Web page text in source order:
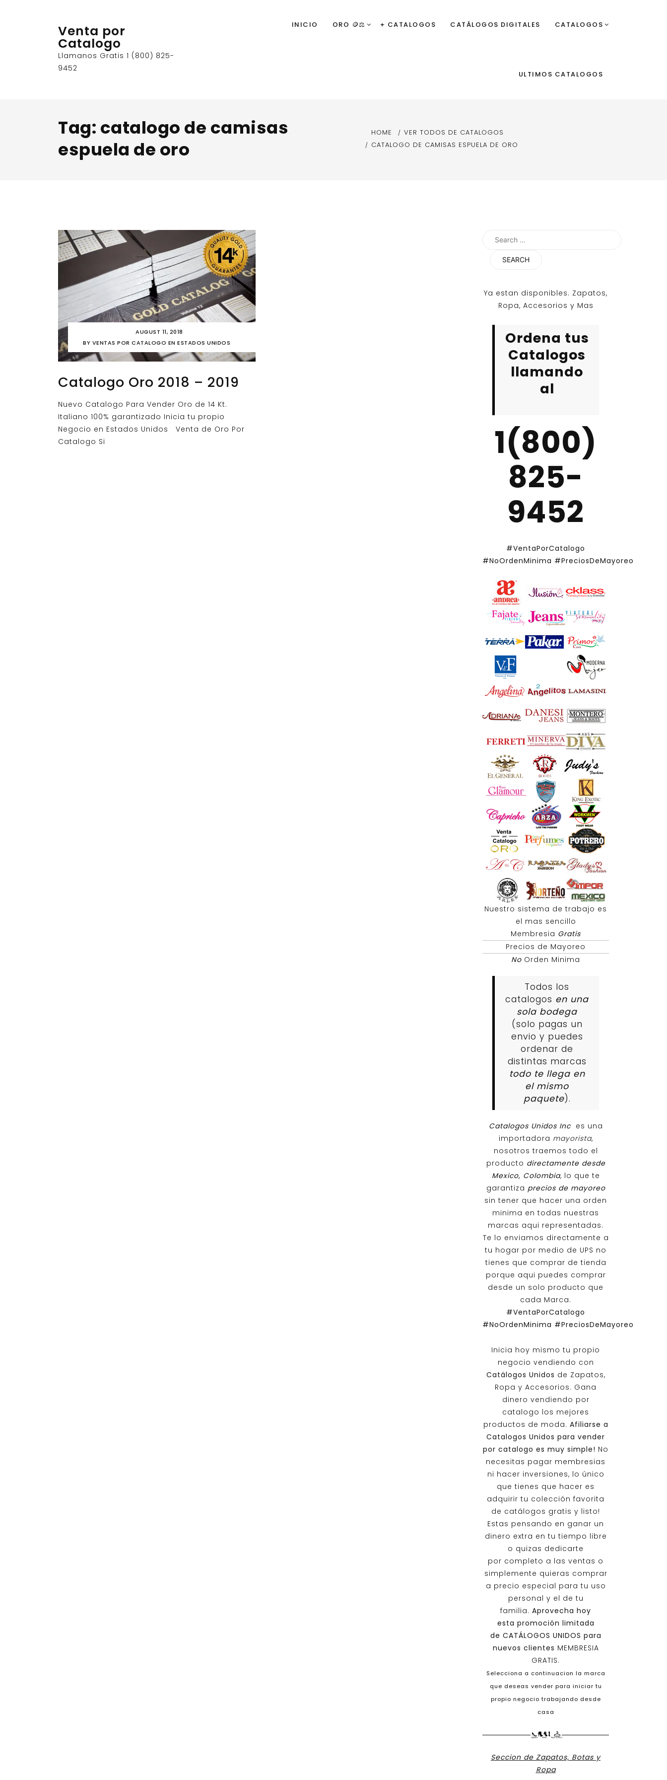
Venta por
Catalogo
Llamanos Gratis 1 (800) 825-
9452
INICIO ORO 🪙⚖️ + CATALOGOS CATÁLOGOS DIGITALES CATALOGOS
ULTIMOS CATALOGOS
Tag: catalogo de camisas
espuela de oro
HOME
VER TODOS DE CATALOGOS
CATALOGO DE CAMISAS ESPUELA DE ORO
AUGUST 11, 2018
BY VENTAS POR CATALOGO EN ESTADOS UNIDOS
Catalogo Oro 2018 – 2019
Nuevo Catalogo Para Vender Oro de 14 Kt.
Italiano 100% garantizado Inicia tu propio
Negocio en Estados Unidos Venta de Oro Por
Catalogo Si
Search
Ya estan disponibles. Zapatos,
Ropa, Accesorios y Mas
Ordena tus
Catalogos
llamando
al
1(800)
825-
9452
#VentaPorCatalogo
#NoOrdenMinima #PreciosDeMayoreo
Nuestro sistema de trabajo es
el mas sencillo
Membresia Gratis
Precios de Mayoreo
No Orden Minima
Todos los
catalogos en una
sola bodega
(solo pagas un
envio y puedes
ordenar de
distintas marcas
todo te llega en
el mismo
paquete).
Catalogos Unidos Inc es una
importadora mayorista,
nosotros traemos todo el
producto directamente desde
Mexico, Colombia, lo que te
garantiza precios de mayoreo
sin tener que hacer una orden
minima en todas nuestras
marcas aqui representadas.
Te lo enviamos directamente a
tu hogar por medio de UPS no
tienes que comprar de tienda
porque aqui puedes comprar
desde un solo producto que
cada Marca.
#VentaPorCatalogo
#NoOrdenMinima #PreciosDeMayoreo
Inicia hoy mismo tu propio
negocio vendiendo con
Catálogos Unidos de Zapatos,
Ropa y Accesorios. Gana
dinero vendiendo por
catalogo los mejores
productos de moda. Afiliarse a
Catalogos Unidos para vender
por catalogo es muy simple! No
necesitas pagar membresias
ni hacer inversiones, lo único
que tienes que hacer es
adquirir tu colección favorita
de catálogos gratis y listo!
Estas pensando en ganar un
dinero extra en tu tiempo libre
o quizas dedicarte
por completo a las ventas o
simplemente quieras comprar
a precio especial para tu uso
personal y el de tu
familia. Aprovecha hoy
esta promoción limitada
de CATÁLOGOS UNIDOS para
nuevos clientes MEMBRESIA
GRATIS.
Selecciona a continuacion la marca
que deseas vender para iniciar tu
propio negocio trabajando desde
casa
Seccion de Zapatos, Botas y
Ropa